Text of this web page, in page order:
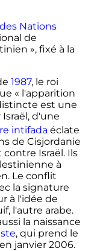
Nations
de
», fixé à la
1987, le roi
« l'apparition
est une
d'une
intifada éclate
de Cisjordanie
Israël. Ils
à
Le conflit
la signature
à l'idée de
l'autre arabe.
la naissance
, qui prend le
janvier 2006.